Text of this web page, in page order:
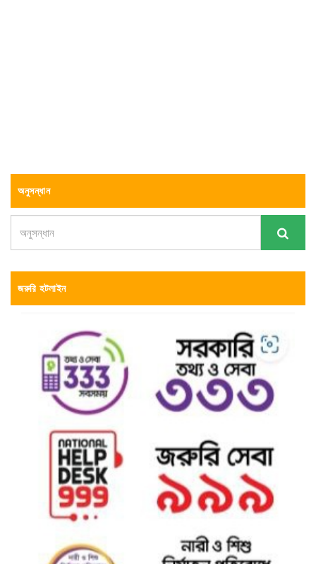
অনুসন্ধান
জরুরি হটলাইন